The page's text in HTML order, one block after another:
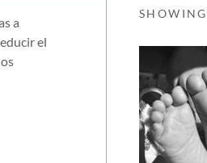
a
el
SHOWING